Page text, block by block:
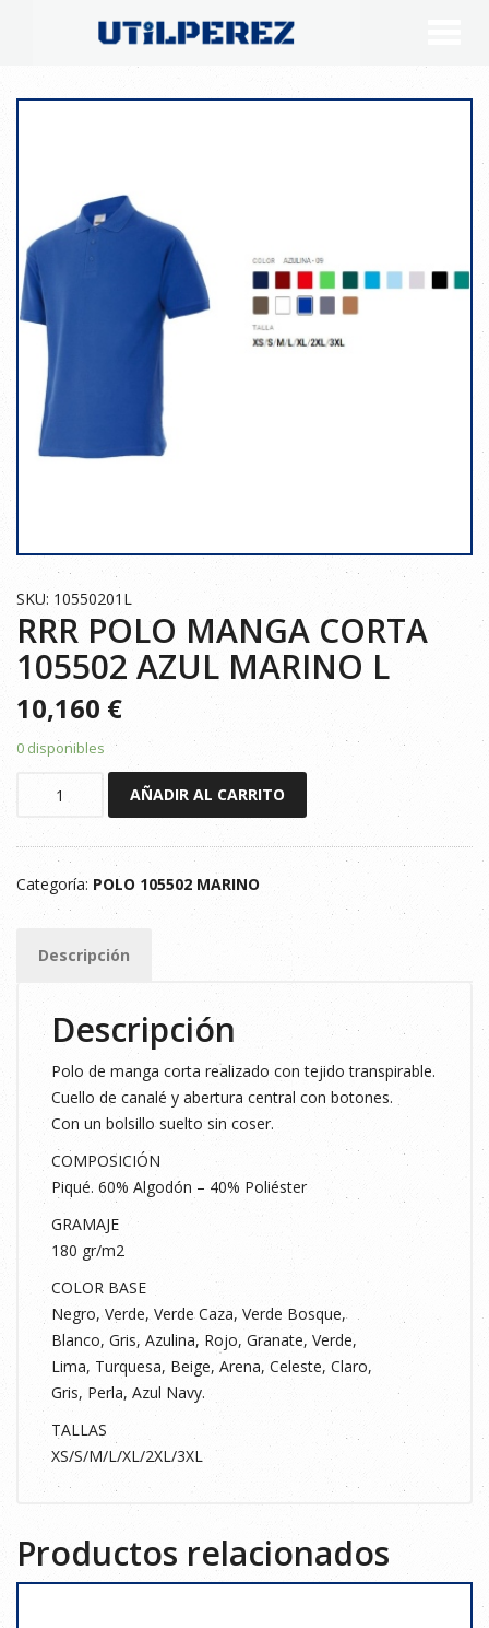
SKU: 10550201L
RRR POLO MANGA CORTA
105502 AZUL MARINO L
10,160 €
0 disponibles
MANGA
CORTA
105502
AZUL
AÑADIR AL CARRITO
Categoría: POLO 105502 MARINO
Descripción
Descripción
Polo de manga corta realizado con tejido transpirable.
Cuello de canalé y abertura central con botones.
Con un bolsillo suelto sin coser.
COMPOSICIÓN
Piqué. 60% Algodón – 40% Poliéster
GRAMAJE
180 gr/m2
COLOR BASE
Negro, Verde, Verde Caza, Verde Bosque,
Blanco, Gris, Azulina, Rojo, Granate, Verde,
Lima, Turquesa, Beige, Arena, Celeste, Claro,
Gris, Perla, Azul Navy.
TALLAS
XS/S/M/L/XL/2XL/3XL
Productos relacionados